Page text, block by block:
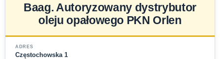
Baag. Autoryzowany dystrybutor
oleju opałowego PKN Orlen
ADRES
Częstochowska 1